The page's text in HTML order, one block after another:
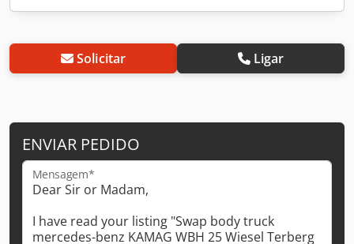
Solicitar Ligar
ENVIAR PEDIDO
Mensagem*